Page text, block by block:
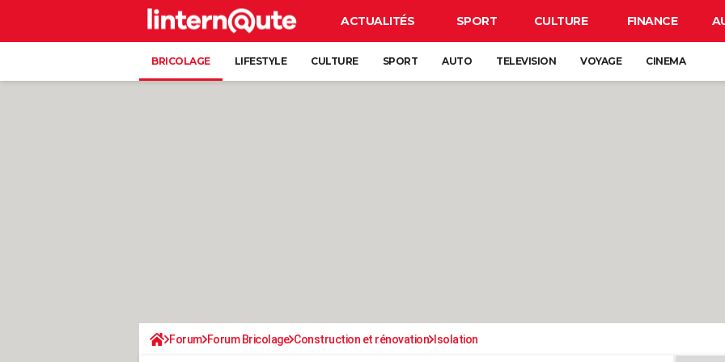
ACTUALITÉS SPORT CULTURE FINANCE
BRICOLAGE LIFESTYLE CULTURE SPORT AUTO TELEVISION VOYAGE CINEMA
Forum Forum Bricolage Construction et rénovation Isolation